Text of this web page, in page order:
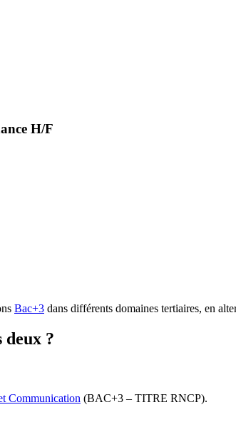
H/F
Bac+3 dans différents domaines tertiaires, en
deux ?
Communication (BAC+3 – TITRE RNCP).